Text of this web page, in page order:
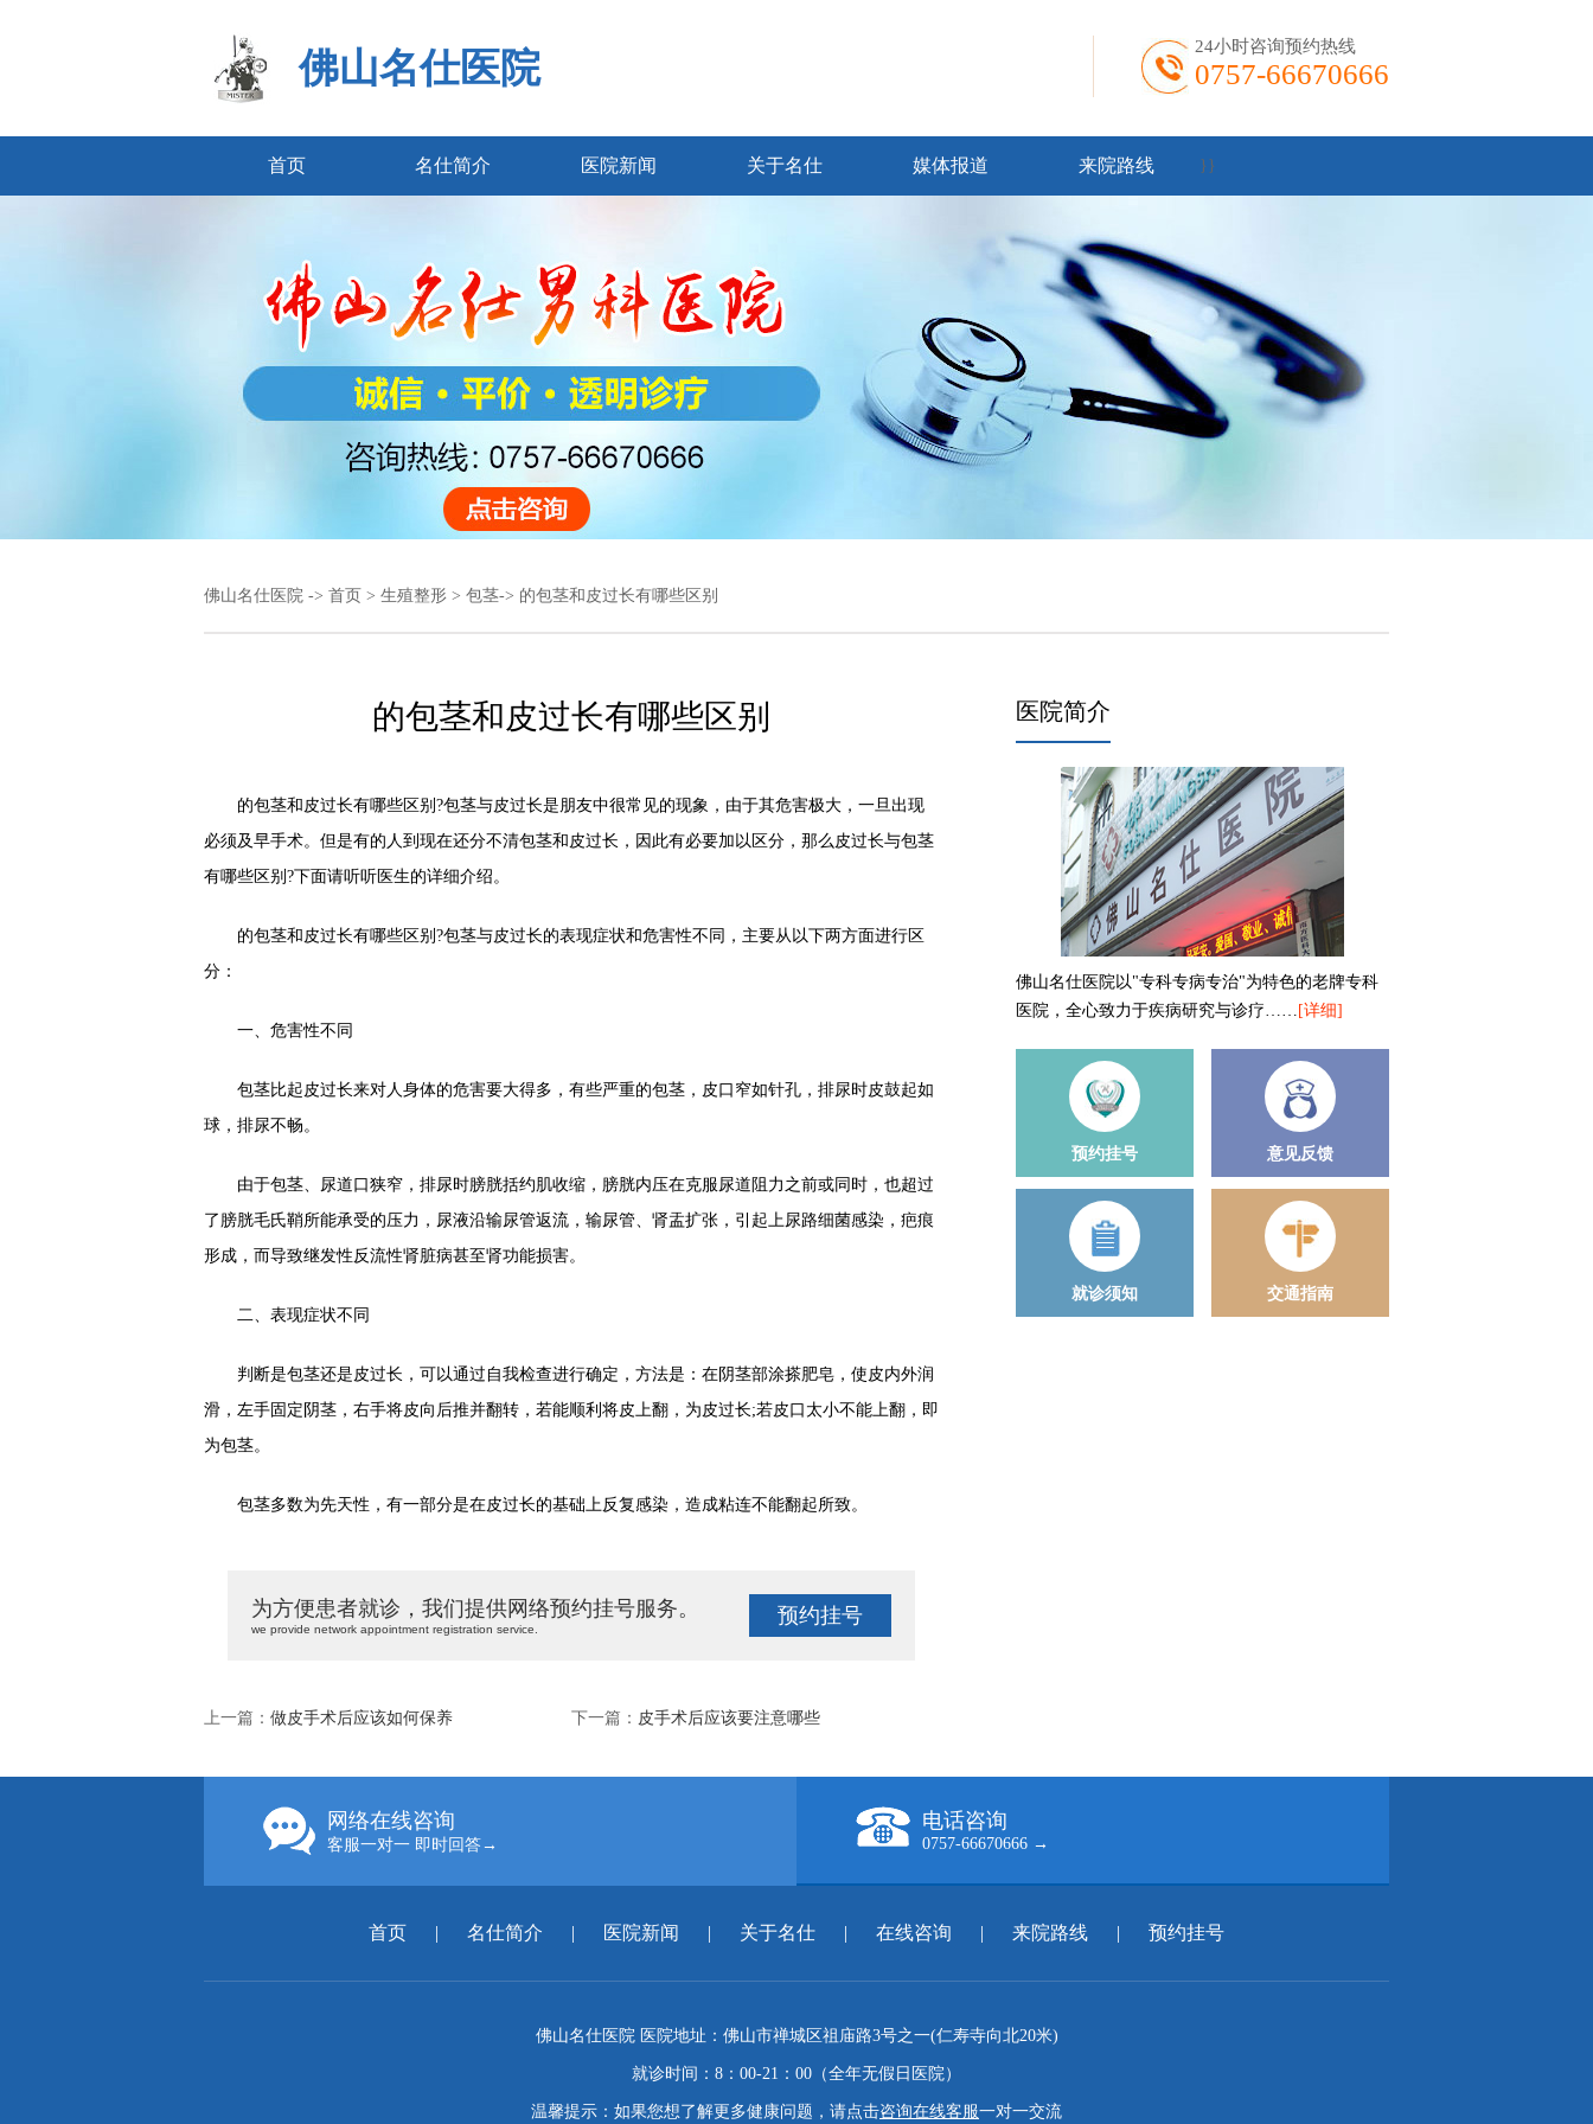
佛山名仕医院 24小时咨询预约热线
0757-66670666
首页 名仕简介 医院新闻 关于名仕 } }
媒体报道 来院路线
佛山名仕医院 -> 首页 > 生殖整形 > 包茎-> 的包茎和皮过长有哪些区别
的包茎和皮过长有哪些区别
的包茎和皮过长有哪些区别?包茎与皮过长是朋友中很常见的现象，由于其危害极大，一旦出现
必须及早手术。但是有的人到现在还分不清包茎和皮过长，因此有必要加以区分，那么皮过长与包茎
有哪些区别?下面请听听医生的详细介绍。
的包茎和皮过长有哪些区别?包茎与皮过长的表现症状和危害性不同，主要从以下两方面进行区
分：
一、危害性不同
包茎比起皮过长来对人身体的危害要大得多，有些严重的包茎，皮口窄如针孔，排尿时皮鼓起如
球，排尿不畅。
由于包茎、尿道口狭窄，排尿时膀胱括约肌收缩，膀胱内压在克服尿道阻力之前或同时，也超过
了膀胱毛氏鞘所能承受的压力，尿液沿输尿管返流，输尿管、肾盂扩张，引起上尿路细菌感染，疤痕
形成，而导致继发性反流性肾脏病甚至肾功能损害。
二、表现症状不同
判断是包茎还是皮过长，可以通过自我检查进行确定，方法是：在阴茎部涂搽肥皂，使皮内外润
滑，左手固定阴茎，右手将皮向后推并翻转，若能顺利将皮上翻，为皮过长;若皮口太小不能上翻，即
为包茎。
包茎多数为先天性，有一部分是在皮过长的基础上反复感染，造成粘连不能翻起所致。
为方便患者就诊，我们提供网络预约挂号服务。
we provide network appointment registration service.
预约挂号
上一篇： 做皮手术后应该如何保养 下一篇： 皮手术后应该要注意哪些
医院简介
佛山名仕医院以"专科专病专治"为特色的老牌专科
医院，全心致力于疾病研究与诊疗…… [详细]
预约挂号 意见反馈
就诊须知 交通指南
网络在线咨询
客服一对一 即时回答→
电话咨询
0757-66670666 →
首页 | 名仕简介 | 医院新闻 | 关于名仕 | 在线咨询 | 来院路线 | 预约挂号
佛山名仕医院 医院地址：佛山市禅城区祖庙路3号之一(仁寿寺向北20米)
就诊时间：8：00-21：00（全年无假日医院）
温馨提示：如果您想了解更多健康问题，请点击咨询在线客服一对一交流